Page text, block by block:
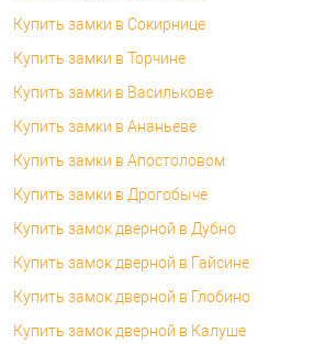
Купить замки в Сокирнице
Купить замки в Торчине
Купить замки в Василькове
Купить замки в Ананьеве
Купить замки в Апостоловом
Купить замки в Дрогобыче
Купить замок дверной в Дубно
Купить замок дверной в Гайсине
Купить замок дверной в Глобино
Купить замок дверной в Калуше